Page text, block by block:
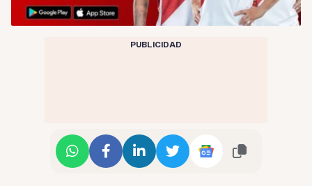
PUBLICIDAD